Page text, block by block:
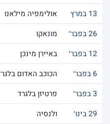
13 במרץ
אולימפיה מילאנו
26 בפבר׳
מונאקו
12 בפבר׳
באיירן מינכן
6 בפבר׳
הכוכב האדום
3 בפבר׳
פרטיזן בלגרד
29 בינו׳
ולנסיה